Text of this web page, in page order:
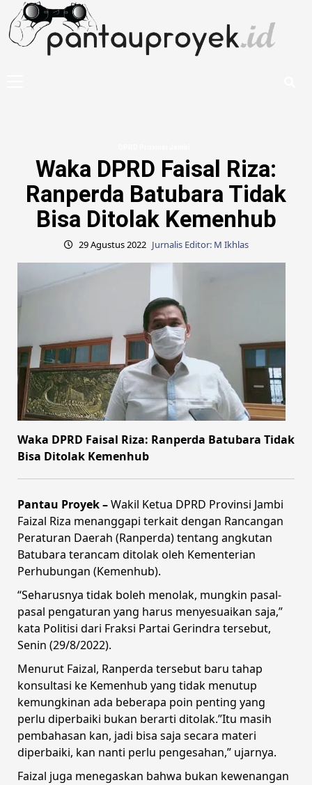
content
Waka DPRD Faisal Riza:
Ranperda Batubara Tidak
Bisa Ditolak Kemenhub
29 Agustus 2022 Jurnalis Editor: M Ikhlas
Waka DPRD Faisal Riza: Ranperda Batubara Tidak
Bisa Ditolak Kemenhub
Pantau Proyek –Wakil Ketua DPRD Provinsi Jambi
Faizal Riza menanggapi terkait dengan Rancangan
Peraturan Daerah (Ranperda) tentang angkutan
Batubara terancam ditolak oleh Kementerian
Perhubungan (Kemenhub).
“Seharusnya tidak boleh menolak, mungkin pasal-
pasal pengaturan yang harus menyesuaikan saja,”
kata Politisi dari Fraksi Partai Gerindra tersebut,
Senin (29/8/2022).
Menurut Faizal, Ranperda tersebut baru tahap
konsultasi ke Kemenhub yang tidak menutup
kemungkinan ada beberapa poin penting yang
perlu diperbaiki bukan berarti ditolak.”Itu masih
pembahasan kan, jadi bisa saja secara materi
diperbaiki, kan nanti perlu pengesahan,” ujarnya.
Faizal juga menegaskan bahwa bukan kewenangan